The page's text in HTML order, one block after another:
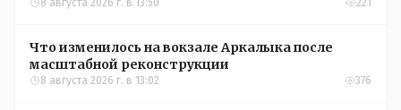
Что изменилось на вокзале Аркалыка после
масштабной реконструкции
8 августа 2026 г. в 13:02 376